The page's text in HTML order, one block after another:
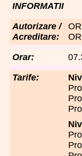
INFORMATII
Autorizare /
Acreditare:
Orar:
Tarife: